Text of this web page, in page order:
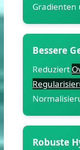
Gradienten
Bessere
Reduziert
Robuste